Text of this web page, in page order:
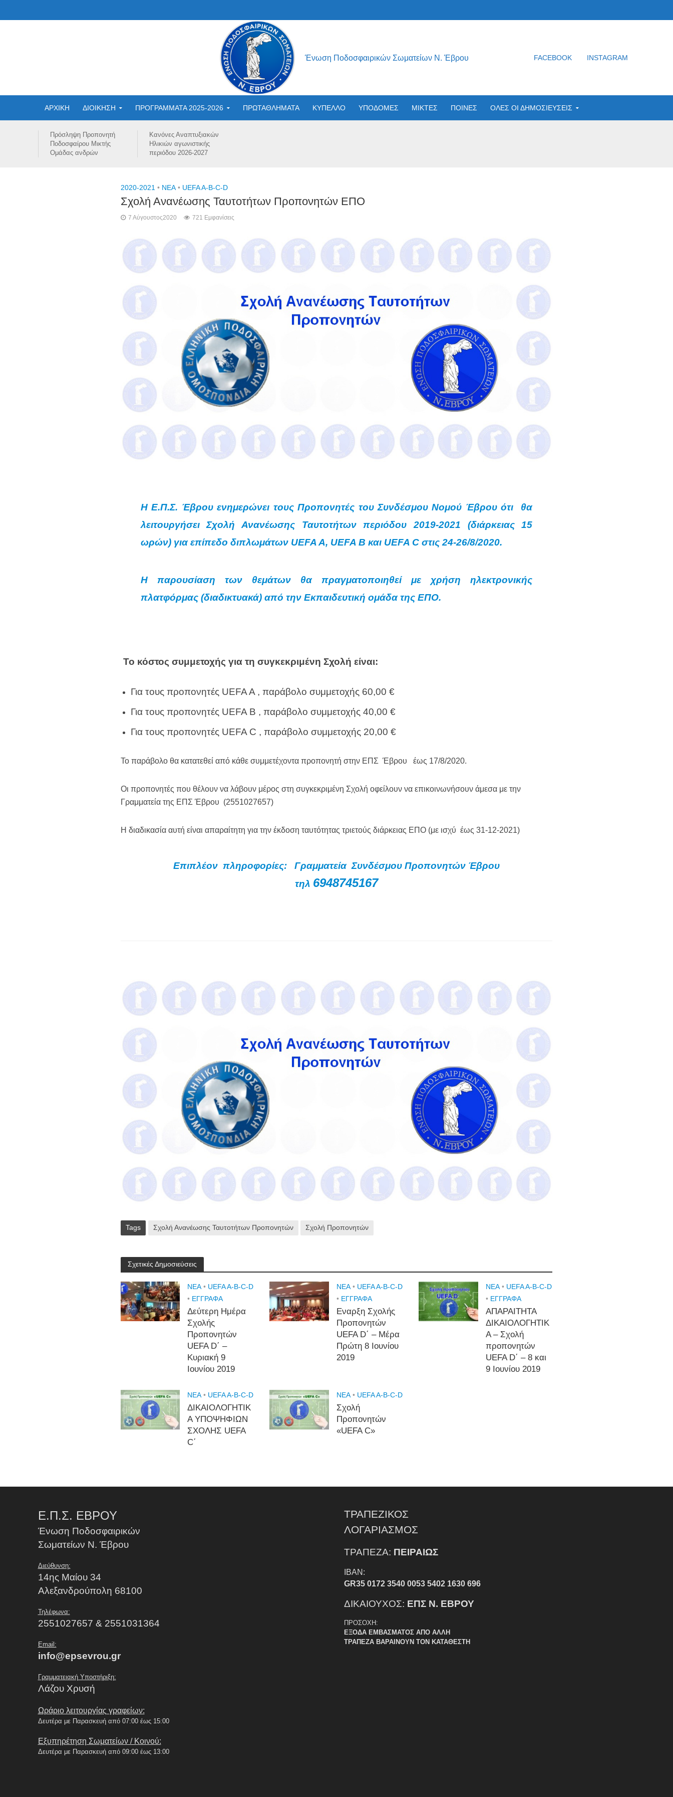
Ένωση Ποδοσφαιρικών Σωματείων Ν. Έβρου FACEBOOK INSTAGRAM
ΑΡΧΙΚΗ ΔΙΟΙΚΗΣΗ ΠΡΟΓΡΑΜΜΑΤΑ 2025-2026 ΠΡΩΤΑΘΛΗΜΑΤΑ ΚΥΠΕΛΛΟ ΥΠΟΔΟΜΕΣ ΜΙΚΤΕΣ ΠΟΙΝΕΣ ΟΛΕΣ ΟΙ ΔΗΜΟΣΙΕΥΣΕΙΣ
Πρόσληψη Προπονητή
Ποδοσφαίρου Μικτής
Ομάδας ανδρών
Κανόνες Αναπτυξιακών
Ηλικιών αγωνιστικής
περιόδου 2026-2027
2020-2021 • NEA • UEFA A-B-C-D
Σχολή Ανανέωσης Ταυτοτήτων Προπονητών ΕΠΟ
7 Αύγουστος2020 721 Εμφανίσεις
Η Ε.Π.Σ. Έβρου ενημερώνει τους Προπονητές του Συνδέσμου Νομού Έβρου ότι θα
λειτουργήσει Σχολή Ανανέωσης Ταυτοτήτων περιόδου 2019-2021 (διάρκειας 15
ωρών) για επίπεδο διπλωμάτων UEFA A, UEFA B και UEFA C στις 24-26/8/2020.
Η παρουσίαση των θεμάτων θα πραγματοποιηθεί με χρήση ηλεκτρονικής
πλατφόρμας (διαδικτυακά) από την Εκπαιδευτική ομάδα της ΕΠΟ.
Το κόστος συμμετοχής για τη συγκεκριμένη Σχολή είναι:
Για τους προπονητές UEFA A , παράβολο συμμετοχής 60,00 €
Για τους προπονητές UEFA B , παράβολο συμμετοχής 40,00 €
Για τους προπονητές UEFA C , παράβολο συμμετοχής 20,00 €
Το παράβολο θα κατατεθεί από κάθε συμμετέχοντα προπονητή στην ΕΠΣ Έβρου έως 17/8/2020.
Οι προπονητές που θέλουν να λάβουν μέρος στη συγκεκριμένη Σχολή οφείλουν να επικοινωνήσουν άμεσα με την
Γραμματεία της ΕΠΣ Έβρου (2551027657)
Η διαδικασία αυτή είναι απαραίτητη για την έκδοση ταυτότητας τριετούς διάρκειας ΕΠΟ (με ισχύ έως 31-12-2021)
Επιπλέον πληροφορίες: Γραμματεία Συνδέσμου Προπονητών Έβρου
τηλ 6948745167
Tags Σχολή Ανανέωσης Ταυτοτήτων Προπονητών Σχολή Προπονητών
Σχετικές Δημοσιεύσεις
NEA • UEFA A-B-C-D
• ΕΓΓΡΑΦΑ
Δεύτερη Ημέρα
Σχολής
Προπονητών
UEFA D΄ –
Κυριακή 9
Ιουνίου 2019
NEA • UEFA A-B-C-D
• ΕΓΓΡΑΦΑ
Εναρξη Σχολής
Προπονητών
UEFA D΄ – Μέρα
Πρώτη 8 Ιουνίου
2019
NEA • UEFA A-B-C-D
• ΕΓΓΡΑΦΑ
ΑΠΑΡΑΙΤΗΤΑ
ΔΙΚΑΙΟΛΟΓΗΤΙΚ
Α – Σχολή
προπονητών
UEFA D΄ – 8 και
9 Ιουνίου 2019
NEA • UEFA A-B-C-D
ΔΙΚΑΙΟΛΟΓΗΤΙΚ
Α ΥΠΟΨΗΦΙΩΝ
ΣΧΟΛΗΣ UEFA
C΄
NEA • UEFA A-B-C-D
Σχολή
Προπονητών
«UEFA C»
Ε.Π.Σ. ΕΒΡΟΥ
Ένωση Ποδοσφαιρικών
Σωματείων Ν. Έβρου
Διεύθυνση:
14ης Μαίου 34
Αλεξανδρούπολη 68100
Τηλέφωνα:
2551027657 & 2551031364
Email:
info@epsevrou.gr
Γραμματειακή Υποστήριξη:
Λάζου Χρυσή
Ωράριο λειτουργίας γραφείων:
Δευτέρα με Παρασκευή από 07:00 έως 15:00
Εξυπηρέτηση Σωματείων / Κοινού:
Δευτέρα με Παρασκευή από 09:00 έως 13:00
ΤΡΑΠΕΖΙΚΟΣ
ΛΟΓΑΡΙΑΣΜΟΣ
ΤΡΑΠΕΖΑ: ΠΕΙΡΑΙΩΣ
IBAN:
GR35 0172 3540 0053 5402 1630 696
ΔΙΚΑΙΟΥΧΟΣ: ΕΠΣ Ν. ΕΒΡΟΥ
ΠΡΟΣΟΧΗ:
ΕΞΟΔΑ ΕΜΒΑΣΜΑΤΟΣ ΑΠΟ ΑΛΛΗ
ΤΡΑΠΕΖΑ ΒΑΡΑΙΝΟΥΝ ΤΟΝ ΚΑΤΑΘΕΣΤΗ